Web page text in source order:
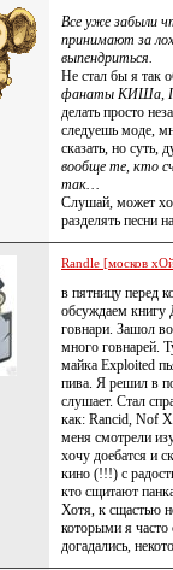
Все уже забыли
принимают за
выпендриться.
Не стал бы я так
фанаты КИШа,
делать просто
следуешь моде,
сказать, но суть,
вообще те, кто
так…
Слушай, может
разделять песни
Randle [москов
в пятницу перед
обсуждаем книгу
говнари. Зашол
много говнарей.
майка Exploited
пива. Я решил в
слушает. Стал
как: Rancid, Nof
меня смотрели
хочу доебатся и
кино (!!!) с
кто сщитают
Хотя, к сщастью
которыми я
догадались,